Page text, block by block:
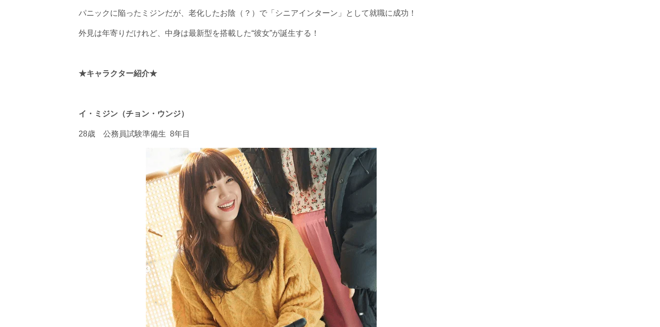
パニックに陥ったミジンだが、老化したお陰（？）で「シニアインターン」として就職に成功！
外見は年寄りだけれど、中身は最新型を搭載した“彼女”が誕生する！
★キャラクター紹介★
イ・ミジン（チョン・ウンジ）
28歳 公務員試験準備生 8年目